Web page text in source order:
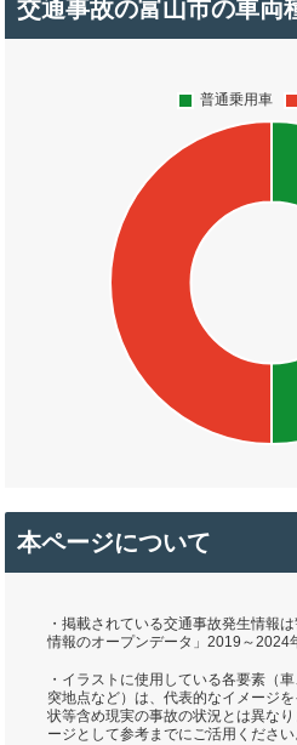
交通事故の富山市の車両
本ページについて
・掲載されている交通事故発生情報
情報のオープンデータ」2019～2024
・イラストに使用している各要素（
突地点など）は、代表的なイメージ
状等含め現実の事故の状況とは異な
ージとして参考までにご活用ください